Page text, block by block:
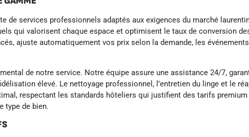
de services professionnels adaptés aux exigences du marché
qui valorisent chaque espace et optimisent le taux de conversion
ajuste automatiquement vos prix selon la demande, les
de notre service. Notre équipe assure une assistance 24/7,
élevé. Le nettoyage professionnel, l’entretien du linge et le
respectant les standards hôteliers qui justifient des tarifs
type de bien.